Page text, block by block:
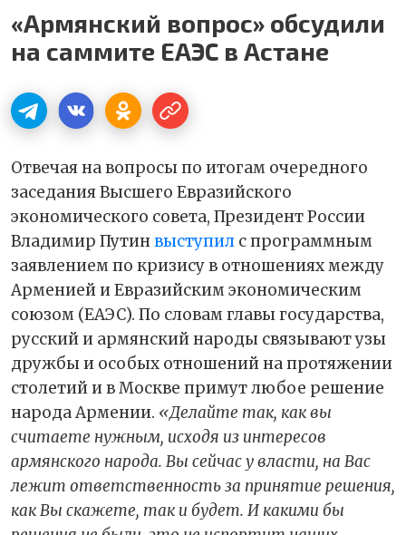
«Армянский вопрос» обсудили
на саммите ЕАЭС в Астане
Отвечая на вопросы по итогам очередного
заседания Высшего Евразийского
экономического совета, Президент России
Владимир Путинвыступил с программным
заявлением по кризису в отношениях между
Арменией и Евразийским экономическим
союзом (ЕАЭС). По словам главы государства,
русский и армянский народы связывают узы
дружбы и особых отношений на протяжении
столетий и в Москве примут любое решение
народа Армении. «Делайте так, как вы
считаете нужным, исходя из интересов
армянского народа. Вы сейчас у власти, на Вас
лежит ответственность за принятие решения,
как Вы скажете, так и будет. И какими бы